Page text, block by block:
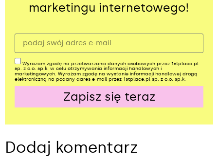
marketingu internetowego!
Wyrażam zgodę na przetwarzanie danych osobowych przez 1stplace.pl
sp. z o.o. sp.k. w celu otrzymywania informacji handlowych i
marketingowych. Wyrażam zgodę na wysłanie informacji handlowej drogą
elektroniczną na podany adres e-mail przez 1stplace.pl sp. z o.o. sp.k.
Zapisz się teraz
Dodaj komentarz